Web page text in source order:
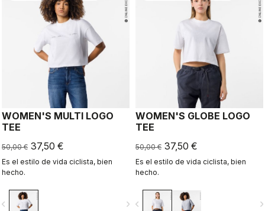
WOMEN'S MULTI LOGO
TEE
50,00 € 37,50 €
Es el estilo de vida ciclista, bien
hecho.
navigate_next
WOMEN'S GLOBE LOGO
TEE
50,00 € 37,50 €
Es el estilo de vida ciclista, bien
hecho.
navigate_before